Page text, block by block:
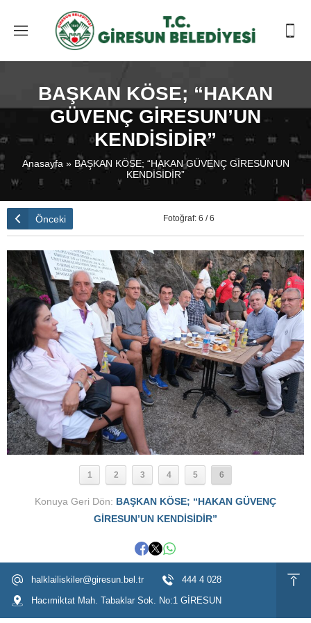
BAŞKAN KÖSE; “HAKAN
GÜVENÇ GİRESUN’UN
KENDİSİDİR”
Anasayfa » BAŞKAN KÖSE; “HAKAN GÜVENÇ GİRESUN’UN
KENDİSİDİR”
Önceki Fotoğraf: 6 / 6
1 2 3 4 5 6
Konuya Geri Dön: BAŞKAN KÖSE; “HAKAN GÜVENÇ
GİRESUN’UN KENDİSİDİR”
halklailiskiler@giresun.bel.tr
444 4 028
Hacımiktat Mah. Tabaklar Sok. No:1 GİRESUN